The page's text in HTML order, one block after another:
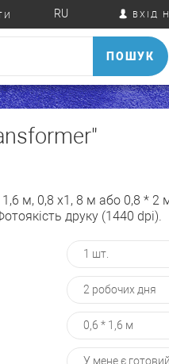
RU ВХІД
ПОШУК
м, 0,8 х1, 8 м або 0,8 * 2
друку (1440 dpi).